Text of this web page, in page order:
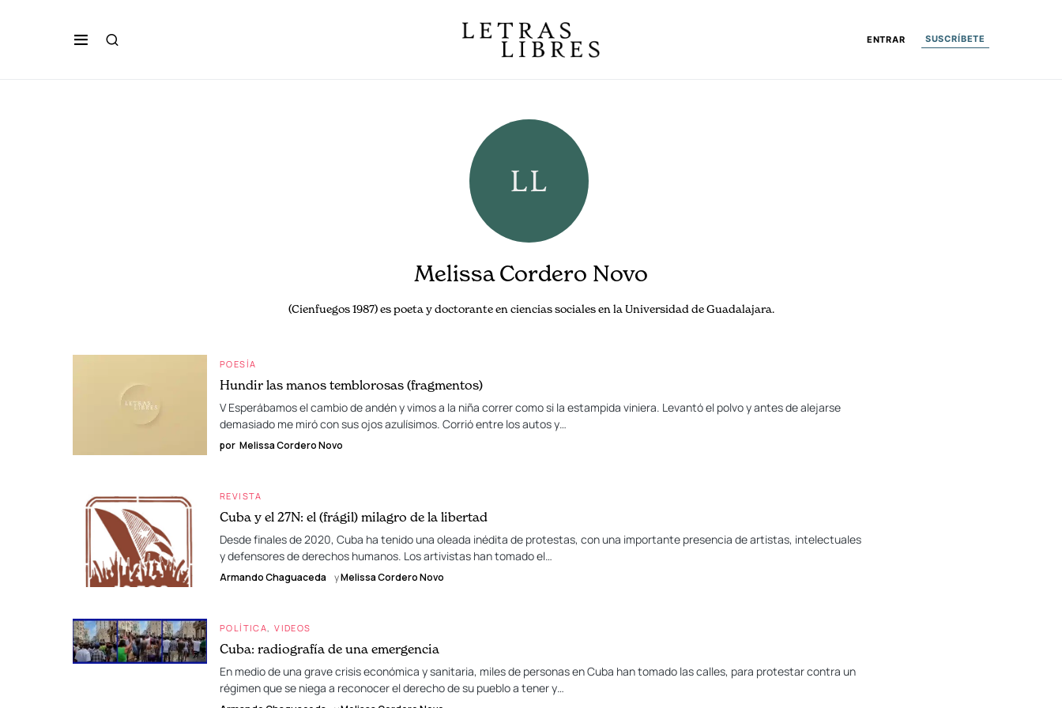
ENTRAR SUSCRÍBETE
Melissa Cordero Novo
(Cienfuegos 1987) es poeta y doctorante en ciencias sociales en la Universidad de Guadalajara.
POESÍA
Hundir las manos temblorosas (fragmentos)
V Esperábamos el cambio de andén y vimos a la niña correr como si la estampida viniera. Levantó el polvo y antes de alejarse
demasiado me miró con sus ojos azulísimos. Corrió entre los autos y…
por Melissa Cordero Novo
REVISTA
Cuba y el 27N: el (frágil) milagro de la libertad
Desde finales de 2020, Cuba ha tenido una oleada inédita de protestas, con una importante presencia de artistas, intelectuales
y defensores de derechos humanos. Los artivistas han tomado el…
Armando Chaguaceda yMelissa Cordero Novo
POLÍTICA VIDEOS
Cuba: radiografía de una emergencia
En medio de una grave crisis económica y sanitaria, miles de personas en Cuba han tomado las calles, para protestar contra un
régimen que se niega a reconocer el derecho de su pueblo a tener y…